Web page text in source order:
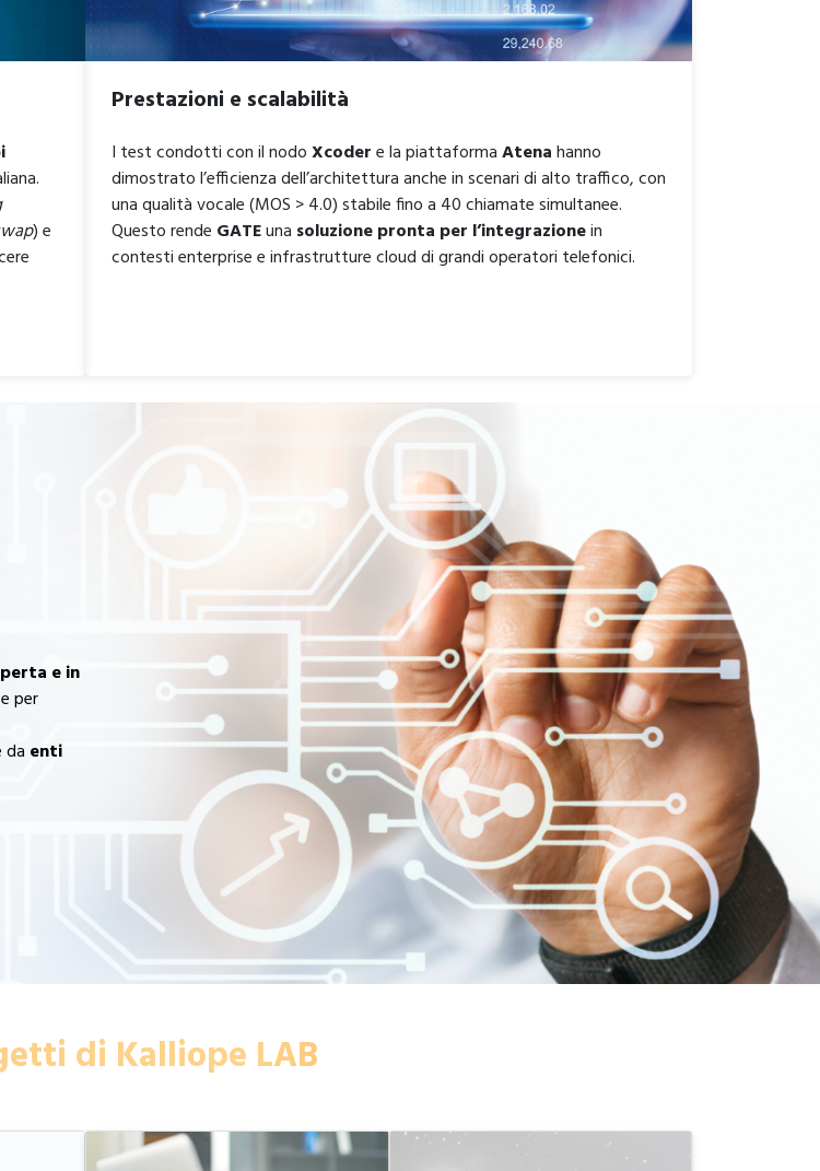
) e
Prestazioni e scalabilità
I test condotti con il nodoXcodere la piattaformaAtenahanno
dimostrato l’efficienza dell’architettura anche in scenari di alto traffico, con
una qualità vocale (MOS > 4.0) stabile fino a 40 chiamate simultanee.
Questo rende GATEuna soluzione pronta per l’integrazionein
contesti enterprise e infrastrutture cloud di grandi operatori telefonici.
e in
per
da enti
di Kalliope LAB